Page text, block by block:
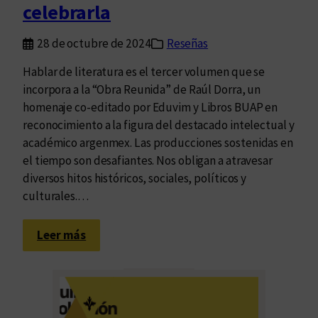
x
p
a
s
i
ó
n
celebrarla
28 de octubre de 2024
Reseñas
Hablar de literatura es el tercer volumen que se
incorpora a la “Obra Reunida” de Raúl Dorra, un
homenaje co-editado por Eduvim y Libros BUAP en
reconocimiento a la figura del destacado intelectual y
académico argenmex. Las producciones sostenidas en
el tiempo son desafiantes. Nos obligan a atravesar
diversos hitos históricos, sociales, políticos y
culturales.…
Leer más:
P
s